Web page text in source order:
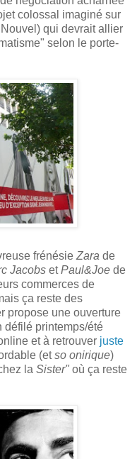
colossal imaginé sur
qui devrait allier
selon le porte-
frénésie Zara de
Jacobs etPaul&Joe de
commerces de
ça reste des
propose une ouverture
défilé printemps/été
et à retrouver juste
(etso onirique)
la Sister" où ça reste